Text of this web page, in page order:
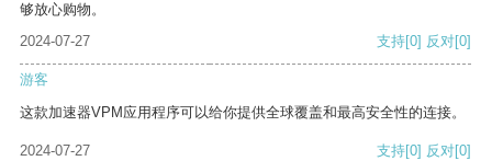
够放心购物。
2024-07-27
支持[0] 反对[0]
游客
这款加速器VPM应用程序可以给你提供全球覆盖和最高安全性的连接。
2024-07-27 支持[0] 反对[0]